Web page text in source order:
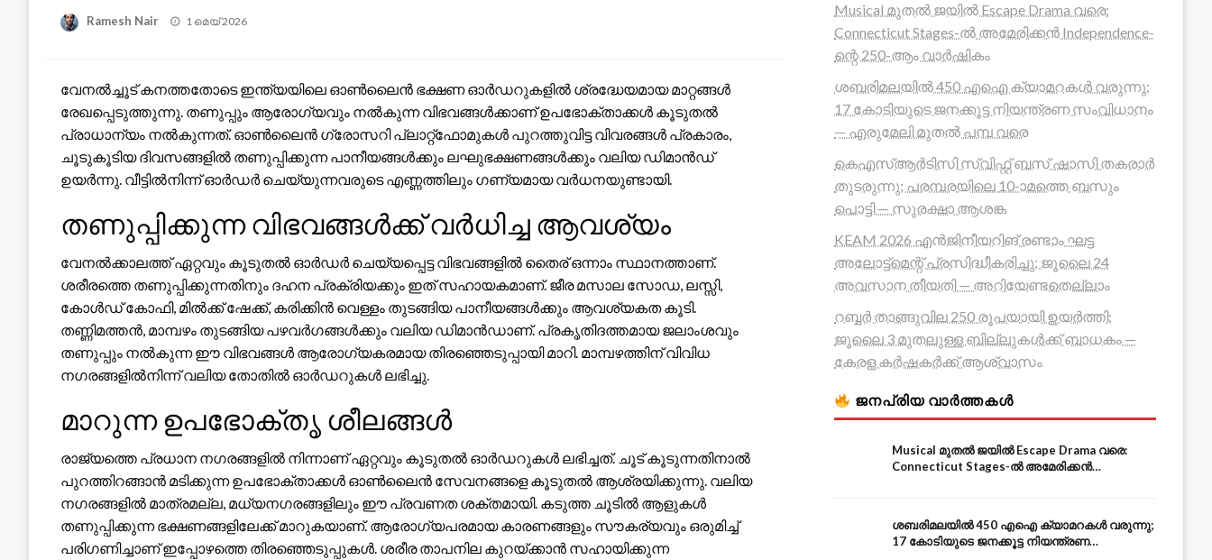
Ramesh Nair
Posted
1 മെയ്‌ 2026
വേനൽച്ചൂട് കനത്തതോടെ ഇന്ത്യയിലെ ഓൺലൈൻ ഭക്ഷണ ഓർഡറുകളിൽ ശ്രദ്ധേയമായ മാറ്റങ്ങൾ
രേഖപ്പെടുത്തുന്നു. തണുപ്പും ആരോഗ്യവും നൽകുന്ന വിഭവങ്ങൾക്കാണ് ഉപഭോക്താക്കൾ കൂടുതൽ
പ്രാധാന്യം നൽകുന്നത്. ഓൺലൈൻ ഗ്രോസറി പ്ലാറ്റ്‌ഫോമുകൾ പുറത്തുവിട്ട വിവരങ്ങൾ പ്രകാരം,
ചൂടുകൂടിയ ദിവസങ്ങളിൽ തണുപ്പിക്കുന്ന പാനീയങ്ങൾക്കും ലഘുഭക്ഷണങ്ങൾക്കും വലിയ ഡിമാൻഡ്
ഉയർന്നു. വീട്ടിൽനിന്ന് ഓർഡർ ചെയ്യുന്നവരുടെ എണ്ണത്തിലും ഗണ്യമായ വർധനയുണ്ടായി.
തണുപ്പിക്കുന്ന വിഭവങ്ങൾക്ക് വർധിച്ച ആവശ്യം
വേനൽക്കാലത്ത് ഏറ്റവും കൂടുതൽ ഓർഡർ ചെയ്യപ്പെട്ട വിഭവങ്ങളിൽ തൈര് ഒന്നാം സ്ഥാനത്താണ്.
ശരീരത്തെ തണുപ്പിക്കുന്നതിനും ദഹന പ്രക്രിയക്കും ഇത് സഹായകമാണ്. ജീര മസാല സോഡ, ലസ്സി,
കോൾഡ് കോഫി, മിൽക്ക് ഷേക്ക്, കരിക്കിൻ വെള്ളം തുടങ്ങിയ പാനീയങ്ങൾക്കും ആവശ്യകത കൂടി.
തണ്ണിമത്തൻ, മാമ്പഴം തുടങ്ങിയ പഴവർഗങ്ങൾക്കും വലിയ ഡിമാൻഡാണ്. പ്രകൃതിദത്തമായ ജലാംശവും
തണുപ്പും നൽകുന്ന ഈ വിഭവങ്ങൾ ആരോഗ്യകരമായ തിരഞ്ഞെടുപ്പായി മാറി. മാമ്പഴത്തിന് വിവിധ
നഗരങ്ങളിൽനിന്ന് വലിയ തോതിൽ ഓർഡറുകൾ ലഭിച്ചു.
മാറുന്ന ഉപഭോക്തൃ ശീലങ്ങൾ
രാജ്യത്തെ പ്രധാന നഗരങ്ങളിൽ നിന്നാണ് ഏറ്റവും കൂടുതൽ ഓർഡറുകൾ ലഭിച്ചത്. ചൂട് കൂടുന്നതിനാൽ
പുറത്തിറങ്ങാൻ മടിക്കുന്ന ഉപഭോക്താക്കൾ ഓൺലൈൻ സേവനങ്ങളെ കൂടുതൽ ആശ്രയിക്കുന്നു. വലിയ
നഗരങ്ങളിൽ മാത്രമല്ല, മധ്യനഗരങ്ങളിലും ഈ പ്രവണത ശക്തമായി. കടുത്ത ചൂടിൽ ആളുകൾ
തണുപ്പിക്കുന്ന ഭക്ഷണങ്ങളിലേക്ക് മാറുകയാണ്. ആരോഗ്യപരമായ കാരണങ്ങളും സൗകര്യവും ഒരുമിച്ച്
പരിഗണിച്ചാണ് ഇപ്പോഴത്തെ തിരഞ്ഞെടുപ്പുകൾ. ശരീര താപനില കുറയ്ക്കാൻ സഹായിക്കുന്ന
Musical മുതൽ ജയിൽ Escape Drama വരെ:
Connecticut Stages-ൽ അമേരിക്കൻ Independence-
ന്റെ 250-ആം വാർഷികം
ശബരിമലയിൽ 450 എഐ ക്യാമറകൾ വരുന്നു;
17 കോടിയുടെ ജനക്കൂട്ട നിയന്ത്രണ സംവിധാനം
— എരുമേലി മുതൽ പമ്പ വരെ
കെഎസ്ആർടിസി സ്വിഫ്റ്റ് ബസ് ഷാസി തകരാർ
തുടരുന്നു; പരമ്പരയിലെ 10-ാമത്തെ ബസും
പൊട്ടി — സുരക്ഷാ ആശങ്ക
KEAM 2026 എൻജിനീയറിങ് രണ്ടാം ഘട്ട
അലോട്ട്മെന്റ് പ്രസിദ്ധീകരിച്ചു; ജൂലൈ 24
അവസാന തീയതി — അറിയേണ്ടതെല്ലാം
റബ്ബർ താങ്ങുവില 250 രൂപയായി ഉയർത്തി;
ജൂലൈ 3 മുതലുള്ള ബില്ലുകൾക്ക് ബാധകം —
കേരള കർഷകർക്ക് ആശ്വാസം
ജനപ്രിയ വാർത്തകൾ
Musical മുതൽ ജയിൽ Escape Drama വരെ:
Connecticut Stages-ൽ അമേരിക്കൻ
ശബരിമലയിൽ 450 എഐ ക്യാമറകൾ വരുന്നു;
17 കോടിയുടെ ജനക്കൂട്ട നിയന്ത്രണ